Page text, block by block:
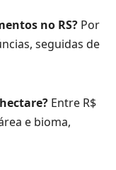
no RS? Por
seguidas de
Entre R$
e bioma,